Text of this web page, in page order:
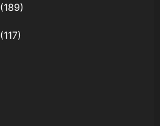
(189)
(117)